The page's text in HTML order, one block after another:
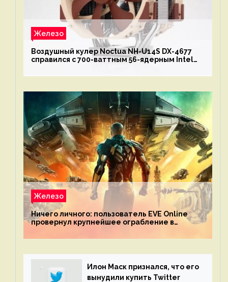
Железо
Воздушный кулер Noctua NH-U14S DX-4677
справился с 700-ваттным 56-ядерным Intel
Железо
Ничего личного: пользователь EVE Online
провернул крупнейшее ограбление в
механике
Илон Маск признался, что его
вынудили купить Twitter